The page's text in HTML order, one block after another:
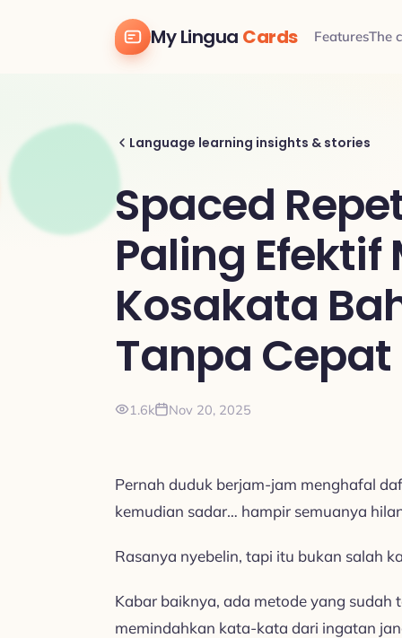
My Lingua Cards FeaturesThe
Language learning insights & stories
Spaced
Paling
Kosakata
Tanpa Cepat
1.6k Nov 20, 2025
Pernah duduk berjam-jam menghafal
kemudian sadar… hampir semuanya
Rasanya nyebelin, tapi itu bukan salah
Kabar baiknya, ada metode yang sudah
memindahkan kata-kata dari ingatan